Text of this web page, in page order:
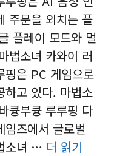
주문을 외치는 플
플레이 모드와 멀
법소녀 카와이 러
핑은 PC 게임으로
하고 있다. 마법소
큥부큥 루루핑 다
즈에서 글로벌
소녀 … 더 읽기